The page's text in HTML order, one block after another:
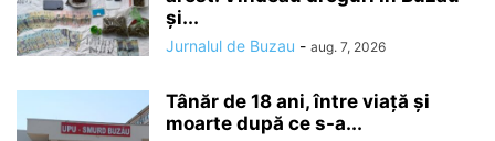
și...
Jurnalul de Buzau - aug. 7, 2026
Tânăr de 18 ani, între viață și
moarte după ce s-a...